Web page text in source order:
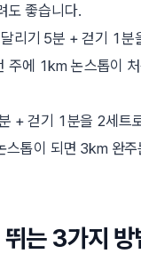
도 좋습니다.
리기 5분 + 걷기 1분
에 1km 논스톱이
+ 걷기 1분을 2세트
톱이 되면 3km 완주
는 3가지 방